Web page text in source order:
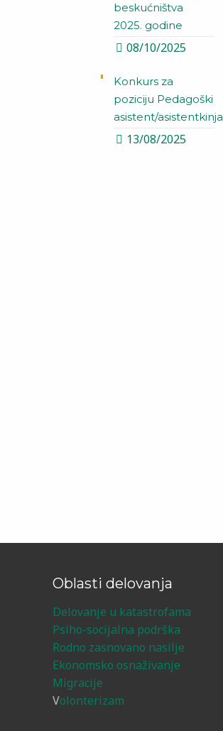
beskućništva
2025. godine
08/10/2025
Konkurs za
poziciju Pedagoški
asistent/asistentkinja
13/08/2025
Oblasti delovanja
Delovanje u katastrofama
Psiho-socijalna podrška
Rodno zasnovano nasilje
Ekonomsko osnaživanje
Migracije
Volonterizam